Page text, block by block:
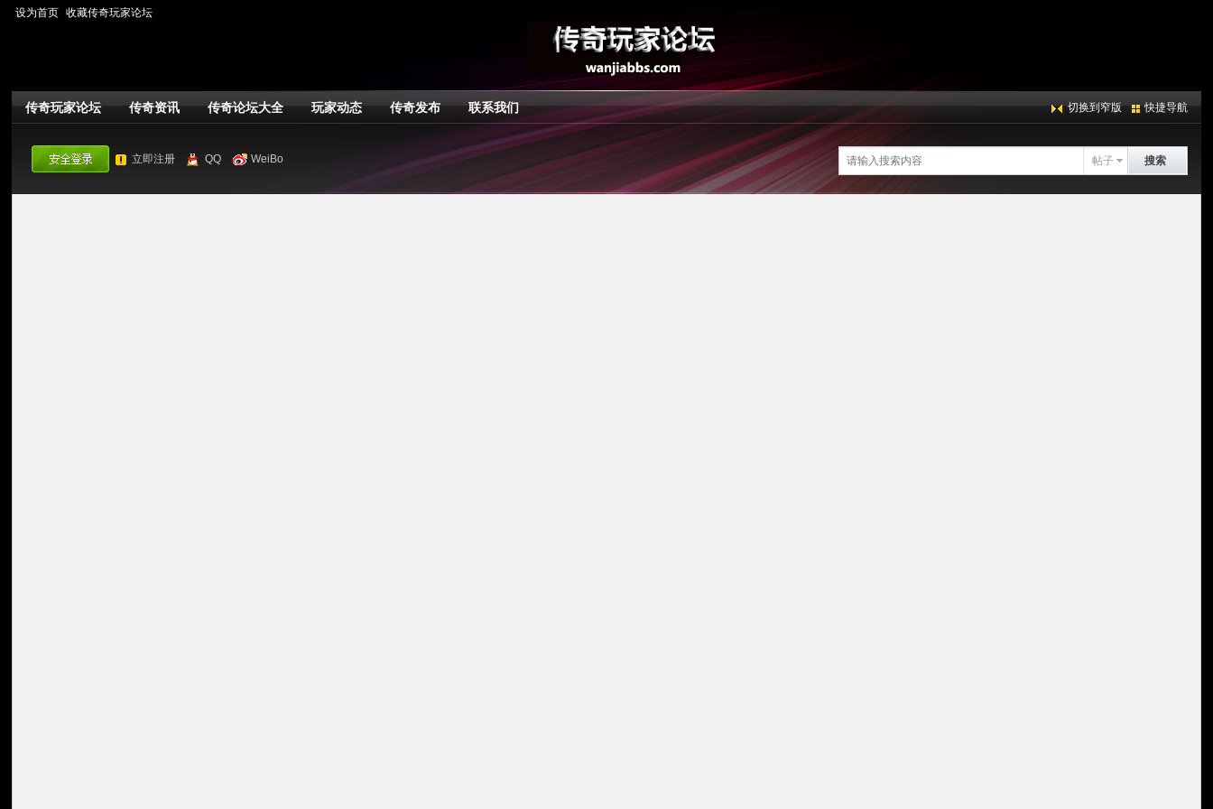
设为首页 收藏传奇玩家论坛
快捷导航
切换到窄版
传奇玩家论坛 传奇资讯 传奇论坛大全 玩家动态 传奇发布 联系我们
立即注册 QQ WeiBo 帖子 搜索